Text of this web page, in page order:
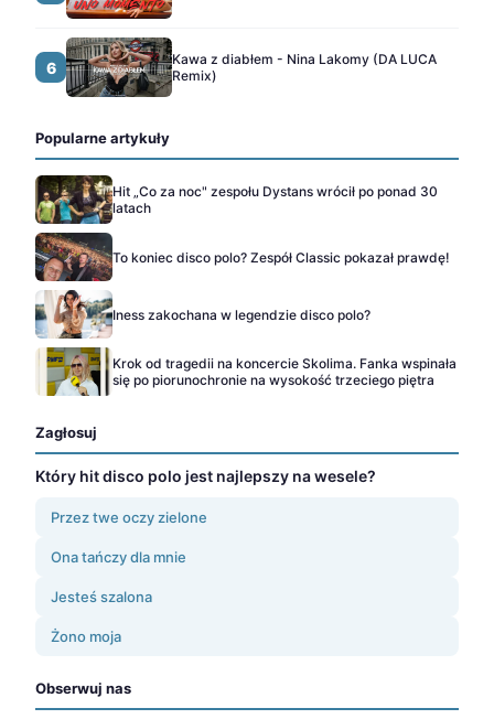
6
Kawa z diabłem - Nina Lakomy (DA LUCA
Remix)
Popularne artykuły
Hit „Co za noc" zespołu Dystans wrócił po ponad 30
latach
To koniec disco polo? Zespół Classic pokazał prawdę!
Iness zakochana w legendzie disco polo?
Krok od tragedii na koncercie Skolima. Fanka wspinała
się po piorunochronie na wysokość trzeciego piętra
Zagłosuj
Który hit disco polo jest najlepszy na wesele?
Przez twe oczy zielone
Ona tańczy dla mnie
Jesteś szalona
Żono moja
Obserwuj nas